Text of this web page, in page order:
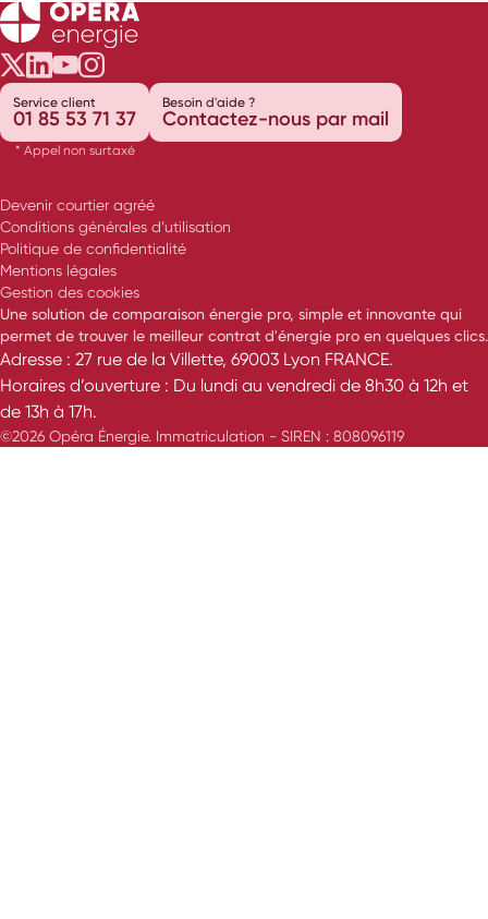
Opéra Énergie sur Twitter
Opéra Énergie sur LinkedIn
Opéra Énergie sur Youtube
Opéra Énergie sur Instagram
Service client
01 85 53 71 37
* Appel non surtaxé
Besoin d'aide ?
Contactez-nous par mail
Devenir courtier agréé
Conditions générales d’utilisation
Politique de confidentialité
Mentions légales
Gestion des cookies
Une solution de comparaison énergie pro, simple et innovante qui
permet de trouver le meilleur contrat d'énergie pro en quelques clics.
Adresse : 27 rue de la Villette, 69003 Lyon FRANCE.
Horaires d’ouverture : Du lundi au vendredi de 8h30 à 12h et
de 13h à 17h.
©2026 Opéra Énergie. Immatriculation - SIREN : 808096119